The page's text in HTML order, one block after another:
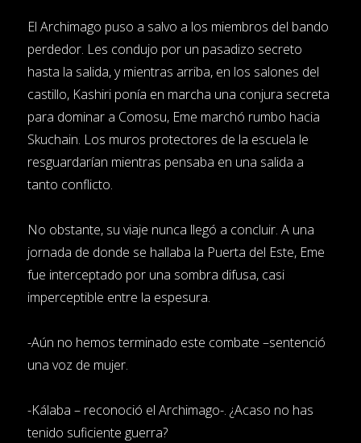
El Archimago puso a salvo a los miembros del bando
perdedor. Les condujo por un pasadizo secreto
hasta la salida, y mientras arriba, en los salones del
castillo, Kashiri ponía en marcha una conjura secreta
para dominar a Comosu, Eme marchó rumbo hacia
Skuchain. Los muros protectores de la escuela le
resguardarían mientras pensaba en una salida a
tanto conflicto.
No obstante, su viaje nunca llegó a concluir. A una
jornada de donde se hallaba la Puerta del Este, Eme
fue interceptado por una sombra difusa, casi
imperceptible entre la espesura.
-Aún no hemos terminado este combate –sentenció
una voz de mujer.
-Kálaba – reconoció el Archimago-. ¿Acaso no has
tenido suficiente guerra?